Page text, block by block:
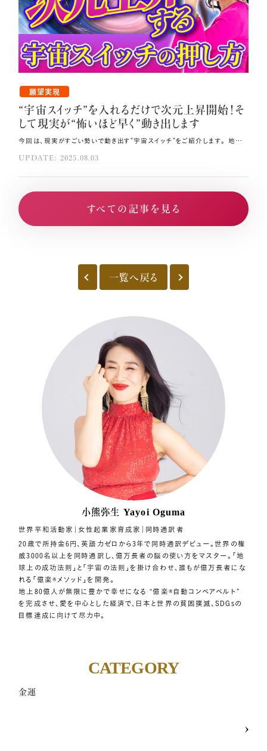
願望実現
“宇宙スイッチ”を入れるだけで次元上昇開始！そ
して現実が“怖いほど早く”動き出します
今回は、現実がすごい勢いで動き出す"宇宙スイッチ"をご紹介します。 地球での現実展開のスピードが驚くほど早くなっている今、さらにあなたの"宇宙スイッチ"が入れば、 今夢見ているありとあらゆる願い事を最短で全て叶えることができ、 大変な人生も180度転機を迎えることができます💫 ONにしたほうが絶対に得な"宇宙スイッチ"を、ぜひ前のめりで学んで吸収してくださいね。 その方法はコレ！！ 宇宙スイッチを入れる一番の方法はひたすら当たり前ゼロ感謝®することです。 自分の意図を明確にし、書き出してください。 ワクワクの気持ちを大切にし、自分を安心させ、自分と森羅万象に感謝し、自分の周波数を高く保つことが大切です。 元動画（YouTube）：『“宇宙スイッチ”を入れるだけで、次元上昇が始まります。そして現実が“怖いほど早く”動き出します。（第1928回）』 “宇宙スイッチ”ONで願いが叶う あなたも、人生の中で叶えたい願いをいくつも持っていると思います💞 私も、通訳になりたい、バイリンガルになりたい、アメリカに住んでみたい、運命の人と出会いたい、 痩せて綺麗になりたい、億万長者になりたい、ベストセラー作家になりたい…など、 数え上げればキリがありませんが、たくさんの願い事があり、それらを全て叶えてきました。 叶えることができたのは、宇宙スイッチをONにし続けたおかげです🌸 宇宙スイッチは、簡単に言えば「意識の焦点を変えること」で入ります。 言い換えれば、願い事がなかなか叶わなかったり、 願っているものとは違うものばかり引き寄せてしまったりするのは、 宇宙スイッチが入っていない＝意識の焦点が間違っているからです。 意識の焦点が変わる感覚を理解するには、 人を好きになった時の感覚を思い浮かべてみると分かりやすいでしょう。 昨日までただのクラスメイトだった相手のことがある時急に気になり出す、 あの感覚が「意識の焦点の変化」です。 ゆえに、意識の焦点を変える＝宇宙のスイッチを入れるのは、 学歴・実績・経験・年齢・性別・国籍関係なく誰にでもできます🌏 意識の焦点を欲しいものに変える 意識の焦点を変えるには、意識を向ける先を、 「自分の欲しくないもの」から「欲しいもの」に変えてください💫 これをするだけで人生は激変します。 放っておくと人間は自分の欲しくないものに意識を向けてしまう傾向があります。 「電車に間に合うだろうか？」「失敗しないだろうか？」 「子どもが怪我をしないだろうか？」といったように、 人間の思考の実に8割以上が心配事で占められています。 ぜひ、意識的にマインドシェアを欲しいものに変える＝周波数のチャンネルを 欲しくないものから欲しいものに切り替えることに取り組んでいってください🍀 ただ、心配事ばかり考えている自分をダメだと感じる必要はありません。 その時間を欲しいものに変えて宇宙スイッチを入れれば願い事が次々叶っていくのですから、 無限に豊かに幸せになる伸び代が途方もなく大きいと捉えてくださいね。 感謝の力で宇宙スイッチをON！ 宇宙スイッチを入れる一番の方法は「感謝」です💝 心配事が頭に浮かんできたら、まずは「心配になるのも分かるよ」と自分に寄り添ってあげてください。 心配するのは人間だから仕方ないけれど、でも今の自分は、心臓が動き、呼吸ができ、 空気を好きなだけ吸い、水を飲むことができている---そこに意識の焦点を変えてください。 当たり前をゼロにして、一つ一つの物事に感謝するのです。 神様は、一回につき一つの感情しか感じられないというありがたい機能を 人間に与えてくださっていますので、感謝にチャンネルを合わせた瞬間、 心配したり悲しんだりできなくなるのが分かるはずです。 このようにしてひたすら当たり前ゼロ感謝®することで、感謝のループを作り出していきましょう🌿 宇宙スイッチがOFFになってしまったら せっかく感謝ループの中にいても、SNSに嫌なコメントが入ってきたり、 家族や友人との会話で「うぐっ」となってしまうようなことを言われたりすると、 途端に宇宙スイッチがオフになり意識が地獄行きの負のループに変わってしまうことがあります🌠 そうなってしまったら、当たり前ゼロ感謝®でもう一度宇宙スイッチを押し、 意識の焦点を高い周波数に戻してください💐 これが繰り返されるうちにあなたの周波数は高止まりし、 周波数の高い自分と合致したものだけがどんどん引き寄せられるようになって、 みるみるうちに願った現実創造がなされていくサイクルに突入します。 これが次元上昇です。 現実創造の4ステップ 最後に、現実創造のプロセスに沿って願い事を叶えるための4ステップをお伝えします。 ①自分の意図を明確にする どういう人生を生きたいのか？自分が本当に欲しいものは何なのか？を明確化し、書き出してください📝 例えば家であれば、どの国に住みたいのか、何平米の家がいいのか、何部屋欲しいのかに始まり、 どんなドアノブがいいのか、どんな窓枠がいいのか、といったディテールに至るまで、 一級建築士のように本当に欲しい家の姿を明確にするのです。 ②ワクワク、安心、感謝を大切に 明確化できたら、ワクワクの気持ちを大切にし、自分を安心させ、自分と森羅万象に感謝し、 自分の周波数を高く保つことを心がけてください😊 ③直感に従って動く 直感は宇宙からのメッセージです。 ①②が整ったら、直感に従って動きましょう。 ④宇宙に委ねる ①〜③を行ったら、執着を外して後は宇宙に「よろしくね！」と委ねてください。 ぜひこのステップに従って、人間関係・仕事・人生などあらゆる側面で 自分が本当に欲しいと思っているものをどんどん書き出して整理し、 意図を明確にしていってください✍️ このプロセスの間、あなたの宇宙スイッチはずっとONの状態ですので、 おもしろいように願った現実が創造されていくでしょう。 もう、心配事を考えている暇はありません。 毎日少しずつでも構わないので、ぜひ自分が本当に願っている1番の幸せ、 人生のビジョン、本当に欲しいものに意識の焦点を変え、 宇宙スイッチを常時ONにして人生の大きな転機を迎えてください。 まとめ 宇宙スイッチがOFFになってしまったら、当たり前ゼロ感謝®でもう一度宇宙スイッチを押し、意識の焦点を高い周波数に戻してください。 意識を向ける先を、「自分の欲しくないもの」から「欲しいもの」に変えてください。 心配事が頭に浮かんできたら、まずは「心配になるのも分かるよ」と自分に寄り添ってあげてください。
UPDATE: 2025.08.03
すべての記事を見る
一覧へ戻る
小熊弥生 Yayoi Oguma
世界平和活動家｜女性起業家育成家｜同時通訳者
20歳で所持金6円、英語力ゼロから3年で同時通訳デビュー。世界の権
威3000名以上を同時通訳し、億万長者の脳の使い方をマスター。「地
球上の成功法則」と「宇宙の法則」を掛け合わせ、誰もが億万長者にな
れる「億楽®︎メソッド」を開発。
地上80億人が無限に豊かで幸せになる “億楽®自動コンベアベルト”
を完成させ、愛を中心とした経済で、日本と世界の貧困撲滅、SDGsの
目標達成に向けて尽力中。
CATEGORY
金運